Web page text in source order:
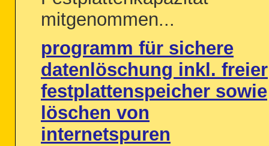
mitgenommen...
programm für sichere
datenlöschung inkl. freier
festplattenspeicher sowie
löschen von
internetspuren